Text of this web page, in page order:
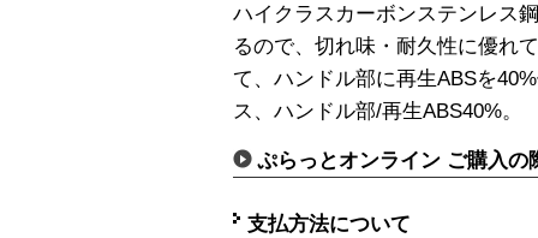
ハイクラスカーボンステンレス
るので、切れ味・耐久性に優れ
て、ハンドル部に再生ABSを
ス、ハンドル部/再生ABS40%。
ぷらっとオンライン ご購入の
支払方法について